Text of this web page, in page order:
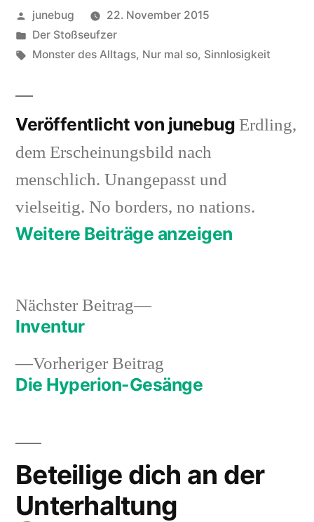
Veröffentlicht
von
junebug
22. November 2015
Veröffentlicht
in
Der Stoßseufzer
Schlagwörter:
Monster des Alltags, Nur mal so, Sinnlosigkeit
Veröffentlicht von junebug Erdling,
dem Erscheinungsbild nach
menschlich. Unangepasst und
vielseitig. No borders, no nations.
Weitere Beiträge anzeigen
Beitragsnavigation
Vorheriger Beitrag
Beitrag:
Die Hyperion-Gesänge
Nächster Beitrag
Nächster
Inventur
Beteilige dich an der
Unterhaltung